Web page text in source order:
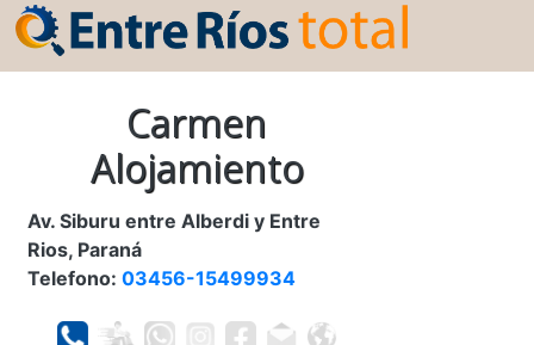
Carmen
Alojamiento
Av. Siburu entre Alberdi y Entre
Rios, Paraná
Telefono: 03456-15499934